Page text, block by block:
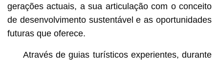
gerações actuais, a sua articulação com o conceito
de desenvolvimento sustentável e as oportunidades
futuras que oferece.
Através de guias turísticos experientes, durante